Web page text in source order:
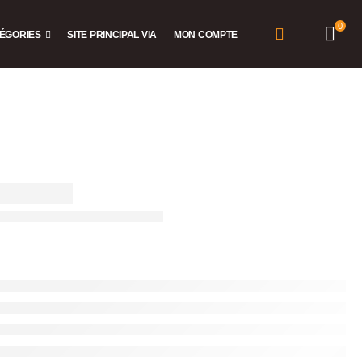
SITE PRINCIPAL VIA MON COMPTE
0